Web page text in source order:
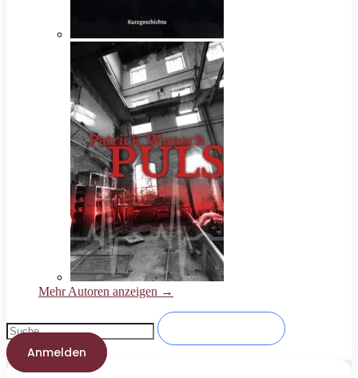
Mehr Autoren anzeigen →
Anmelden